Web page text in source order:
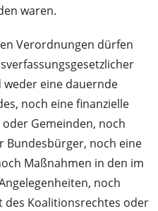
waren.
Verordnungen dürfen
eine dauernde
noch eine finanzielle
Gemeinden, noch
Bundesbürger, noch eine
Maßnahmen in den im
noch
des Koalitionsrechtes oder